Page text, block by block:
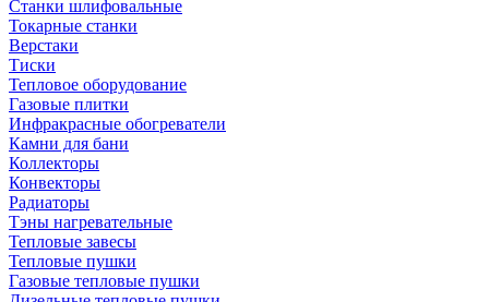
Станки шлифовальные
Токарные станки
Верстаки
Тиски
Тепловое оборудование
Газовые плитки
Инфракрасные обогреватели
Камни для бани
Коллекторы
Конвекторы
Радиаторы
Тэны нагревательные
Тепловые завесы
Тепловые пушки
Газовые тепловые пушки